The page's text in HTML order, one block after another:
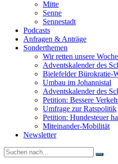
Mitte
Senne
Sennestadt
Podcasts
Anfragen & Anträge
Sonderthemen
Wir retten unsere
Adventskalender des
Bielefelder Bürokratie-
Umbau im Johannistal
Adventskalender des
Petition: Bessere
Umfrage zur Ratspolitik
Petition: Hundesteuer
Miteinander-Mobilität
Newsletter
Suche
nach: